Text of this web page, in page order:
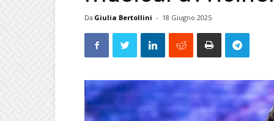
Da Giulia Bertollini - 18 Giugno 2025